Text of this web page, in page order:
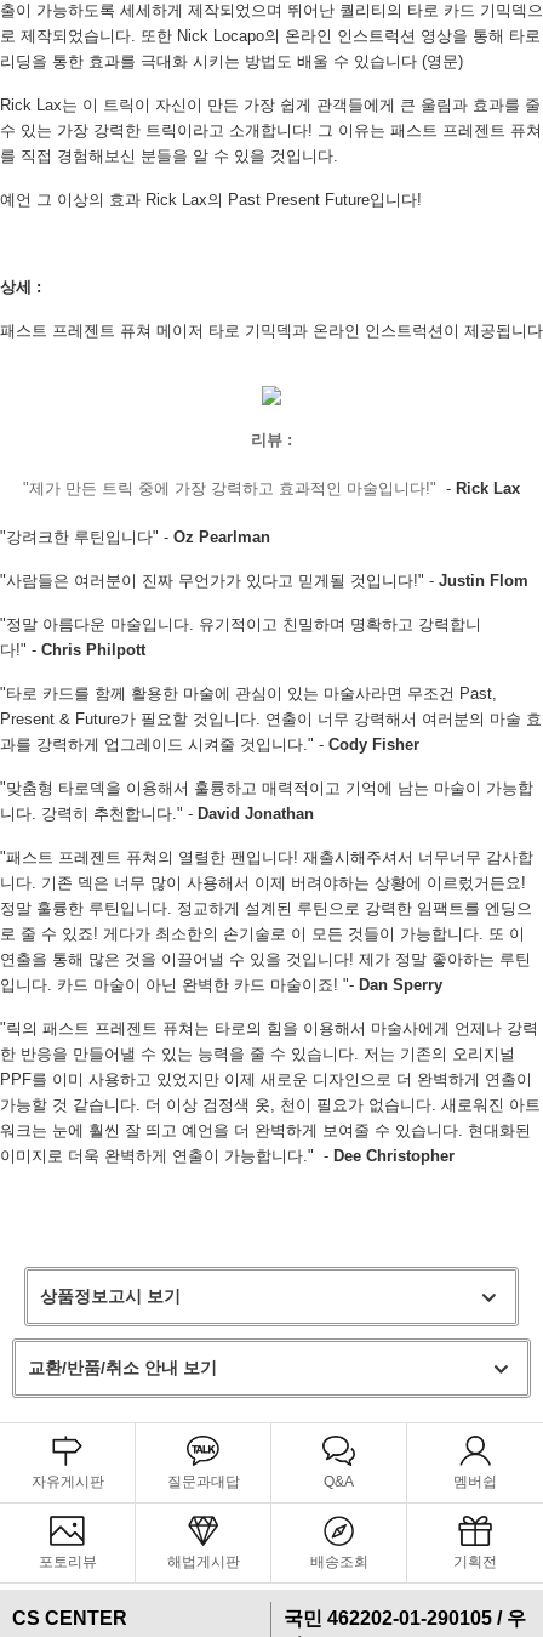
프 하세요!
출이 가능하도록 세세하게 제작되었으며 뛰어난 퀄리티의 타로 카드 기믹덱으
로 제작되었습니다. 또한 Nick Locapo의 온라인 인스트럭션 영상을 통해 타로
리딩을 통한 효과를 극대화 시키는 방법도 배울 수 있습니다 (영문)
Rick Lax는 이 트릭이 자신이 만든 가장 쉽게 관객들에게 큰 울림과 효과를 줄
수 있는 가장 강력한 트릭이라고 소개합니다! 그 이유는 패스트 프레젠트 퓨쳐
를 직접 경험해보신 분들을 알 수 있을 것입니다.
예언 그 이상의 효과 Rick Lax의 Past Present Future입니다!
상세 :
패스트 프레젠트 퓨쳐 메이저 타로 기믹덱과 온라인 인스트럭션이 제공됩니다
리뷰 :
"제가 만든 트릭 중에 가장 강력하고 효과적인 마술입니다!" - Rick Lax
"강려크한 루틴입니다" - Oz Pearlman
"사람들은 여러분이 진짜 무언가가 있다고 믿게될 것입니다!" - Justin Flom
"정말 아름다운 마술입니다. 유기적이고 친밀하며 명확하고 강력합니
다!" - Chris Philpott
"타로 카드를 함께 활용한 마술에 관심이 있는 마술사라면 무조건 Past,
Present & Future가 필요할 것입니다. 연출이 너무 강력해서 여러분의 마술 효
과를 강력하게 업그레이드 시켜줄 것입니다." - Cody Fisher
"맞춤형 타로덱을 이용해서 훌륭하고 매력적이고 기억에 남는 마술이 가능합
니다. 강력히 추천합니다." - David Jonathan
"패스트 프레젠트 퓨쳐의 열렬한 팬입니다! 재출시해주셔서 너무너무 감사합
니다. 기존 덱은 너무 많이 사용해서 이제 버려야하는 상황에 이르렀거든요!
정말 훌륭한 루틴입니다. 정교하게 설계된 루틴으로 강력한 임팩트를 엔딩으
로 줄 수 있죠! 게다가 최소한의 손기술로 이 모든 것들이 가능합니다. 또 이
연출을 통해 많은 것을 이끌어낼 수 있을 것입니다! 제가 정말 좋아하는 루틴
입니다. 카드 마술이 아닌 완벽한 카드 마술이죠! "- Dan Sperry
"릭의 패스트 프레젠트 퓨쳐는 타로의 힘을 이용해서 마술사에게 언제나 강력
한 반응을 만들어낼 수 있는 능력을 줄 수 있습니다. 저는 기존의 오리지널
PPF를 이미 사용하고 있었지만 이제 새로운 디자인으로 더 완벽하게 연출이
가능할 것 같습니다. 더 이상 검정색 옷, 천이 필요가 없습니다. 새로워진 아트
워크는 눈에 훨씬 잘 띄고 예언을 더 완벽하게 보여줄 수 있습니다. 현대화된
이미지로 더욱 완벽하게 연출이 가능합니다." - Dee Christopher
상품정보고시 보기
교환/반품/취소 안내 보기
자유게시판 질문과대답 Q&A 멤버쉽
포토리뷰 해법게시판 배송조회 기획전
CS CENTER
국민 462202-01-290105 / 우